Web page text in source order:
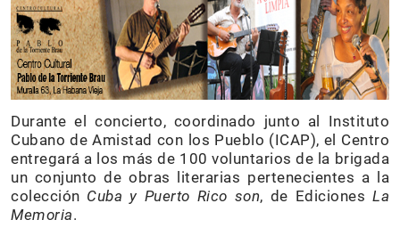
Durante el concierto, coordinado junto al Instituto
Cubano de Amistad con los Pueblo (ICAP), el Centro
entregará a los más de 100 voluntarios de la brigada
un conjunto de obras literarias pertenecientes a la
colección Cuba y Puerto Rico son, de Ediciones La
Memoria.